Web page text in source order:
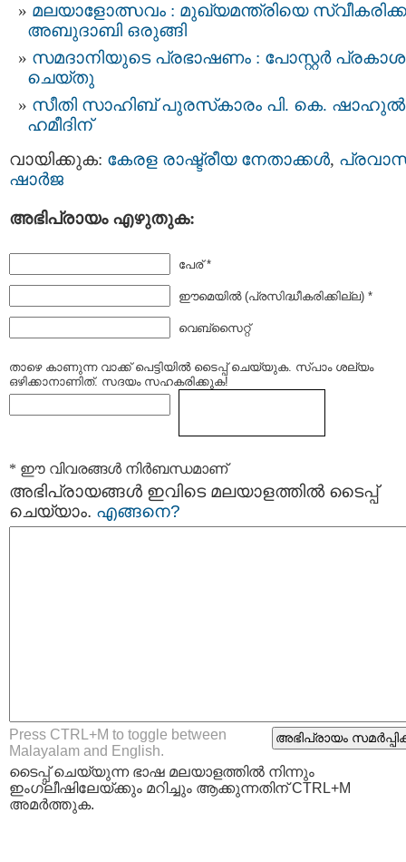
മ​ല​യാ​ളോ​ത്സ​വം : മുഖ്യമന്ത്രിയെ
അബുദാബി ഒരുങ്ങി
സമദാനിയുടെ പ്രഭാഷണം : പോസ്റ്റർ
ചെയ്തു
സീതി സാഹിബ് പുരസ്‌കാരം പി. കെ. ഷാഹുൽ
ഹമീദിന്
വായിക്കുക: കേരള രാഷ്ട്രീയ നേതാക്കള്‍,
ഷാര്‍ജ
അഭിപ്രായം എഴുതുക:
പേര് *
ഈമെയില്‍ (പ്രസിദ്ധീകരിക്കില്ല) *
വെബ്സൈറ്റ്
താഴെ കാണുന്ന വാക്ക് പെട്ടിയില്‍ ടൈപ്പ്‌ ചെയ്യുക. സ്പാം ശല്യം
ഒഴിക്കാനാണിത്. സദയം സഹകരിക്കുക!
* ഈ വിവരങ്ങള്‍ നിര്‍ബന്ധമാണ്
അഭിപ്രായങ്ങള്‍ ഇവിടെ മലയാളത്തില്‍ ടൈപ്പ്
ചെയ്യാം. എങ്ങനെ?
Press CTRL+M to toggle between
Malayalam and English.
ടൈപ്പ്‌ ചെയ്യുന്ന ഭാഷ മലയാളത്തില്‍ നിന്നും
ഇംഗ്ലീഷിലേയ്ക്കും മറിച്ചും ആക്കുന്നതിന് CTRL+M
അമര്‍ത്തുക.